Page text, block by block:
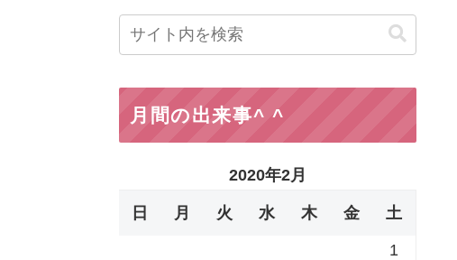
月間の出来事^ ^
2020年2月
日 月 火 水 木 金 土
1